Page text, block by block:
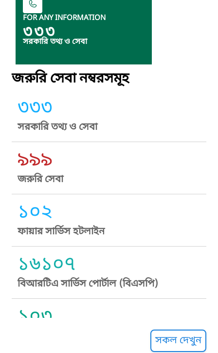
FOR ANY INFORMATION
৩৩৩
সরকারি তথ্য ও সেবা
জরুরি সেবা নম্বরসমূহ
৩৩৩
সরকারি তথ্য ও সেবা
৯৯৯
জরুরি সেবা
১০২
ফায়ার সার্ভিস হটলাইন
১৬১০৭
বিআরটিএ সার্ভিস পোর্টাল (বিএসপি)
১০৩
সকল দেখুন